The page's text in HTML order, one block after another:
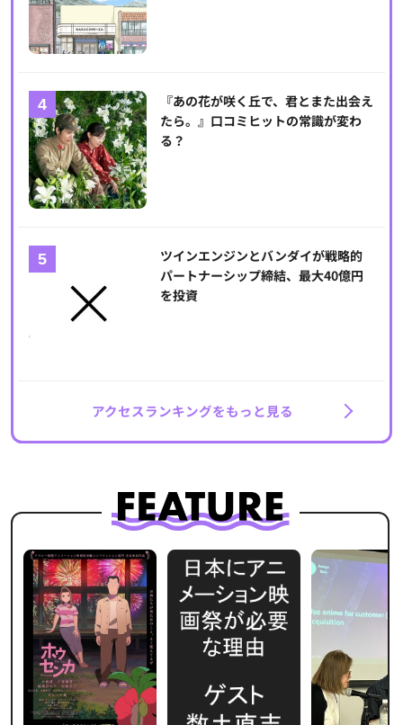
『あの花が咲く丘で、君とまた出会え
たら。』口コミヒットの常識が変わ
る？
ツインエンジンとバンダイが戦略的
パートナーシップ締結、最大40億円
を投資
アクセスランキングをもっと見る